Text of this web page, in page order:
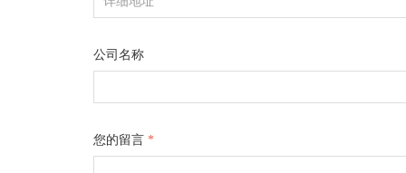
公司名称
您的留言 *